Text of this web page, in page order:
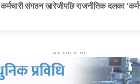
कर्मचारी संगठन खारेजीपछि राजनीतिक दलका